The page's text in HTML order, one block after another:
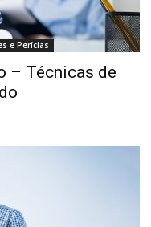
e Perícias
– Técnicas de